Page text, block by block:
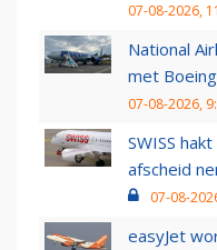
07-08-2026,
National
met
07-08-2026,
SWISS
afscheid
07-08-
easyJet